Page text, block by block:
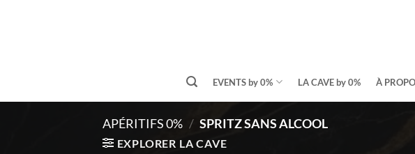
EVENTS by 0% LA CAVE by 0% À
APÉRITIFS 0% / SPRITZ SANS ALCOOL
EXPLORER LA CAVE